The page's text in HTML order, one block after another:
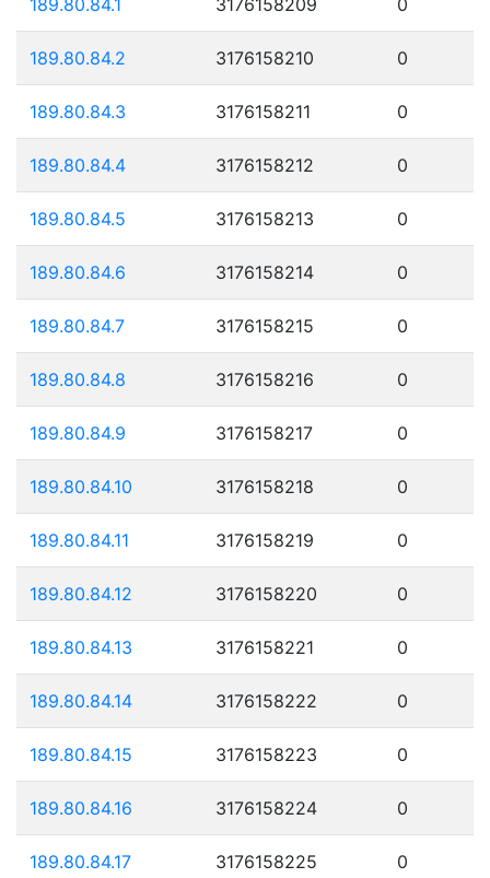
189.80.84.2 3176158210 0
189.80.84.3 3176158211 0
189.80.84.4 3176158212 0
189.80.84.5 3176158213 0
189.80.84.6 3176158214 0
189.80.84.7 3176158215 0
189.80.84.8 3176158216 0
189.80.84.9 3176158217 0
189.80.84.10 3176158218 0
189.80.84.11 3176158219 0
189.80.84.12 3176158220 0
189.80.84.13 3176158221 0
189.80.84.14 3176158222 0
189.80.84.15 3176158223 0
189.80.84.16 3176158224 0
189.80.84.17 3176158225 0